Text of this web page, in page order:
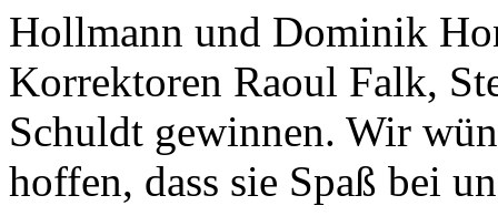
Hollmann und Dominik
Korrektoren Raoul Falk,
Schuldt gewinnen. Wir
hoffen, dass sie Spaß bei